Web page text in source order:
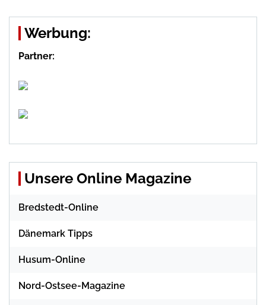
Werbung:
Partner:
Unsere Online Magazine
Bredstedt-Online
Dänemark Tipps
Husum-Online
Nord-Ostsee-Magazine